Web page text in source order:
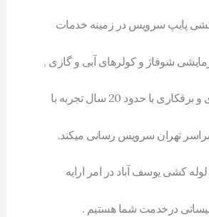
پایپ سرویس در زمینه خدمات
شوفاژ و کولرهای آبی و گازی ,
با حدود 20 سال تجربه با
تهران سرویس رسانی میکند.
کشی یوسف آباد در امر ارایه
درخدمت شما هستیم .